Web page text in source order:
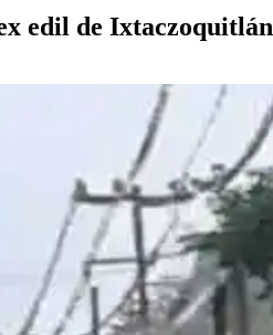
edil de Ixtaczoquitlán